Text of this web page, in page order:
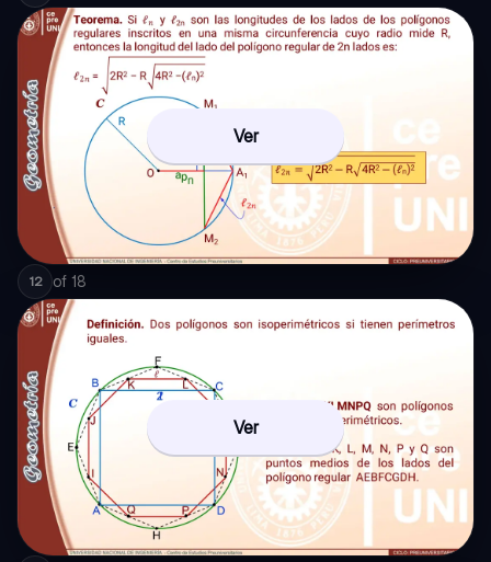
Ver
12 of 18
Ver